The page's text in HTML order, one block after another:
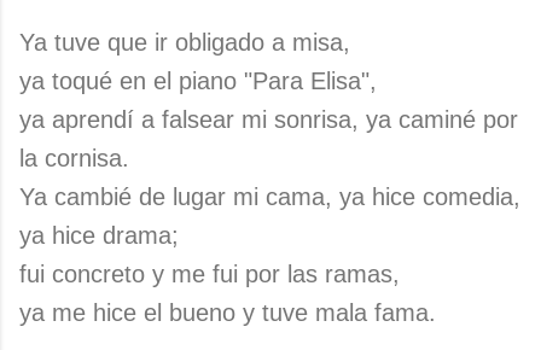
Ya tuve que ir obligado a misa,
ya toqué en el piano "Para Elisa",
ya aprendí a falsear mi sonrisa, ya caminé por
la cornisa.
Ya cambié de lugar mi cama, ya hice comedia,
ya hice drama;
fui concreto y me fui por las ramas,
ya me hice el bueno y tuve mala fama.